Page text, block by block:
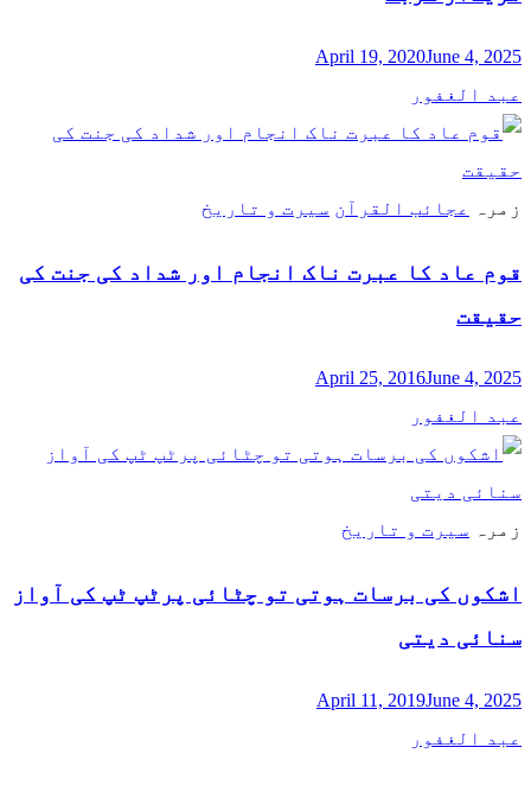
April 19, 2020June 4, 2025
عبد الغفور
زمرہ عجائب القرآن سیرت و تاریخ
قوم عاد کا عبرت ناک انجام اور شداد کی جنت کی
حقیقت
April 25, 2016June 4, 2025
عبد الغفور
زمرہ سیرت و تاریخ
اشکوں کی برسات ہوتی تو چٹائی پرٹپ ٹپ کی آواز
سنائی دیتی
April 11, 2019June 4, 2025
عبد الغفور